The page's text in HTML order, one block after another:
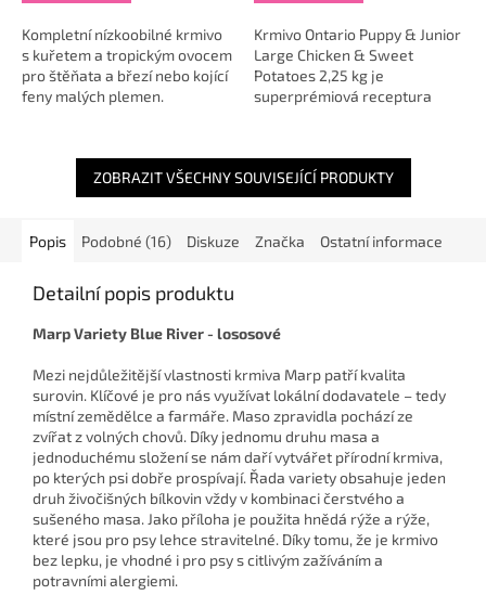
Kompletní nízkoobilné krmivo
s kuřetem a tropickým ovocem
pro štěňata a březí nebo kojící
feny malých plemen.
Krmivo Ontario Puppy & Junior
Large Chicken & Sweet
Potatoes 2,25 kg je
superprémiová receptura
potřebují vyváženou...
ZOBRAZIT VŠECHNY SOUVISEJÍCÍ PRODUKTY
Popis Podobné (16) Diskuze Značka Ostatní informace
Detailní popis produktu
Marp Variety Blue River - lososové
Mezi nejdůležitější vlastnosti krmiva Marp patří kvalita
surovin. Klíčové je pro nás využívat lokální dodavatele – tedy
místní zemědělce a farmáře. Maso zpravidla pochází ze
zvířat z volných chovů. Díky jednomu druhu masa a
jednoduchému složení se nám daří vytvářet přírodní krmiva,
po kterých psi dobře prospívají. Řada variety obsahuje jeden
druh živočišných bílkovin vždy v kombinaci čerstvého a
sušeného masa. Jako příloha je použita hnědá rýže a rýže,
které jsou pro psy lehce stravitelné. Díky tomu, že je krmivo
bez lepku, je vhodné i pro psy s citlivým zažíváním a
potravními alergiemi.